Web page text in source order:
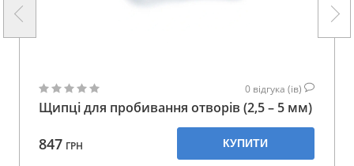
0 відгука (ів)
Щипці для пробивання отворів (2,5 – 5 мм)
847 ГРН КУПИТИ